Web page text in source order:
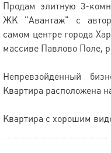
Продам элитную 3-
ЖК "Авантаж" с
самом центре города
массиве Павлово Поле,
Непревзойденный
Квартира расположена
Квартира с хорошим